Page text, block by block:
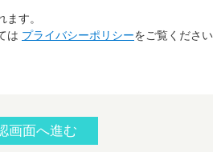
す。
は プライバシーポリシーをご覧くださ